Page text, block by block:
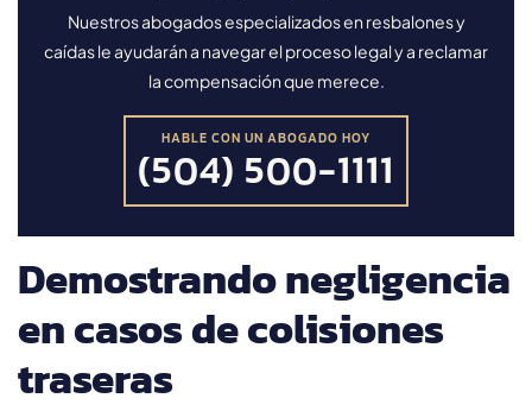
Nuestros abogados especializados en resbalones y
caídas le ayudarán a navegar el proceso legal y a reclamar
la compensación que merece.
HABLE CON UN ABOGADO HOY
(504) 500-1111
Demostrando negligencia
en casos de colisiones
traseras